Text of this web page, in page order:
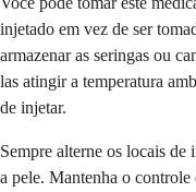
injetado em vez de ser
armazenar as seringas ou
las atingir a temperatura
de injetar.
Sempre alterne os locais
a pele. Mantenha o